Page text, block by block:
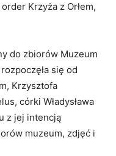
Krzyża z Orłem,
do zbiorów Muzeum
się od
Krzysztofa
córki Władysława
z jej intencją
muzeum, zdjęć i